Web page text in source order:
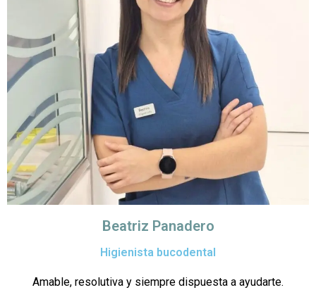
Beatriz Panadero
Higienista bucodental
Amable, resolutiva y siempre dispuesta a ayudarte.